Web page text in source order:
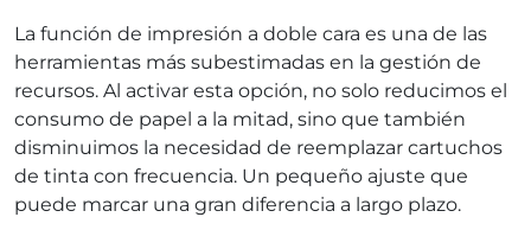
La función de impresión a doble cara es una de las
herramientas más subestimadas en la gestión de
recursos. Al activar esta opción, no solo reducimos el
consumo de papel a la mitad, sino que también
disminuimos la necesidad de reemplazar cartuchos
de tinta con frecuencia. Un pequeño ajuste que
puede marcar una gran diferencia a largo plazo.